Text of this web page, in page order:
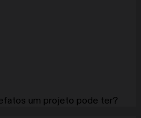
um projeto pode ter?